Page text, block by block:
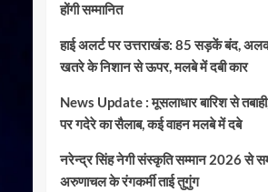
होंगी सम्मानित
हाई अलर्ट पर उत्तराखंड: 85 सड़कें बंद,
खतरे के निशान से ऊपर, मलबे में दबी कार
News Update : मूसलाधार बारिश से
पर गदेरे का सैलाब, कई वाहन मलबे में दबे
नरेन्द्र सिंह नेगी संस्कृति सम्मान 2026 से
अरुणाचल के रंगकर्मी ताई तुगुंग